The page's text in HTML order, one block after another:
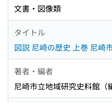
文書・図像類
タイトル
図説 尼崎の歴史 上巻 尼崎
著者・編者
尼崎市立地域研究史料館（